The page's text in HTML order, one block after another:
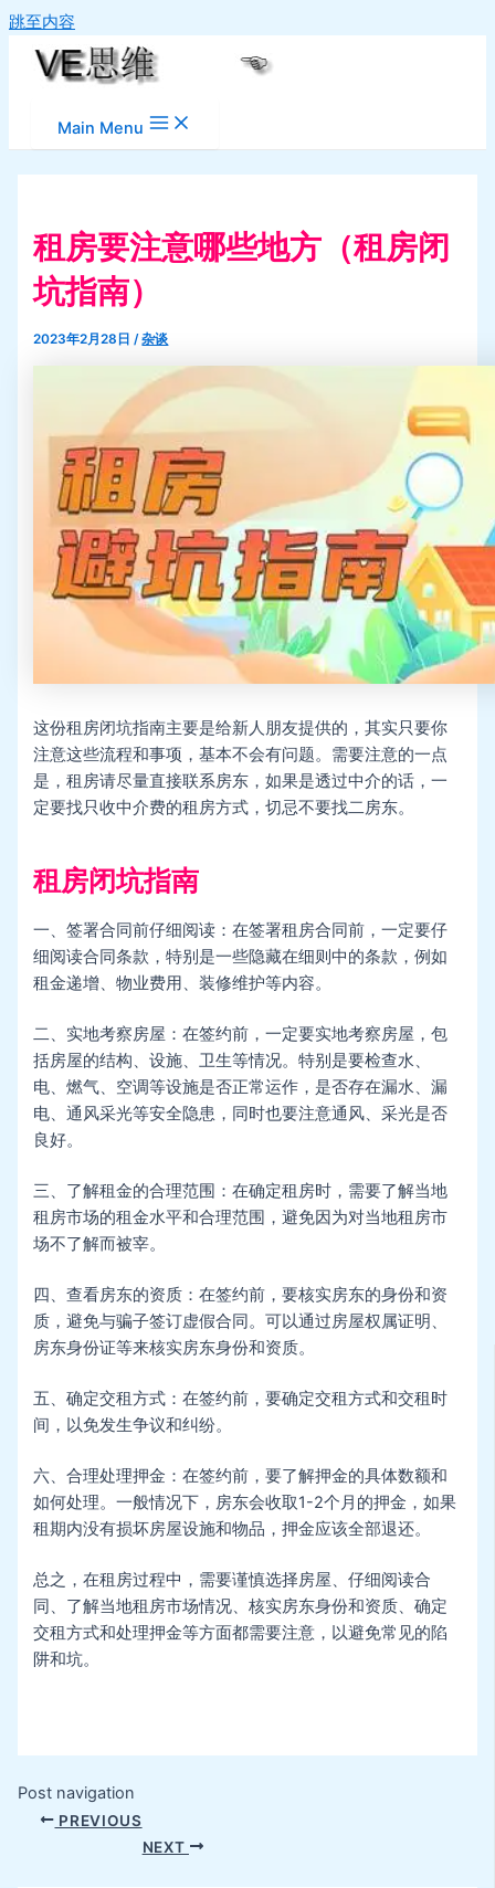
跳至内容
Main Menu
租房要注意哪些地方（租房闭
坑指南）
2023年2月28日/杂谈
这份租房闭坑指南主要是给新人朋友提供的，其实只要你
注意这些流程和事项，基本不会有问题。需要注意的一点
是，租房请尽量直接联系房东，如果是透过中介的话，一
定要找只收中介费的租房方式，切忌不要找二房东。
租房闭坑指南
一、签署合同前仔细阅读：在签署租房合同前，一定要仔
细阅读合同条款，特别是一些隐藏在细则中的条款，例如
租金递增、物业费用、装修维护等内容。
二、实地考察房屋：在签约前，一定要实地考察房屋，包
括房屋的结构、设施、卫生等情况。特别是要检查水、
电、燃气、空调等设施是否正常运作，是否存在漏水、漏
电、通风采光等安全隐患，同时也要注意通风、采光是否
良好。
三、了解租金的合理范围：在确定租房时，需要了解当地
租房市场的租金水平和合理范围，避免因为对当地租房市
场不了解而被宰。
四、查看房东的资质：在签约前，要核实房东的身份和资
质，避免与骗子签订虚假合同。可以通过房屋权属证明、
房东身份证等来核实房东身份和资质。
五、确定交租方式：在签约前，要确定交租方式和交租时
间，以免发生争议和纠纷。
六、合理处理押金：在签约前，要了解押金的具体数额和
如何处理。一般情况下，房东会收取1-2个月的押金，如果
租期内没有损坏房屋设施和物品，押金应该全部退还。
总之，在租房过程中，需要谨慎选择房屋、仔细阅读合
同、了解当地租房市场情况、核实房东身份和资质、确定
交租方式和处理押金等方面都需要注意，以避免常见的陷
阱和坑。
Post navigation
PREVIOUS
NEXT